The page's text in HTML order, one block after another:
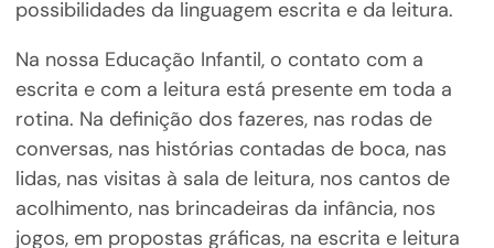
possibilidades da linguagem escrita e da leitura.
Na nossa Educação Infantil, o contato com a
escrita e com a leitura está presente em toda a
rotina. Na definição dos fazeres, nas rodas de
conversas, nas histórias contadas de boca, nas
lidas, nas visitas à sala de leitura, nos cantos de
acolhimento, nas brincadeiras da infância, nos
jogos, em propostas gráficas, na escrita e leitura